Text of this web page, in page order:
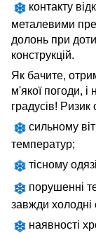
контакту
металевими
долонь при
конструкцій.
Як бачите,
м'якої погоди, і
градусів!
сильному
температур;
тісному
порушенні
завжди холодні
наявності